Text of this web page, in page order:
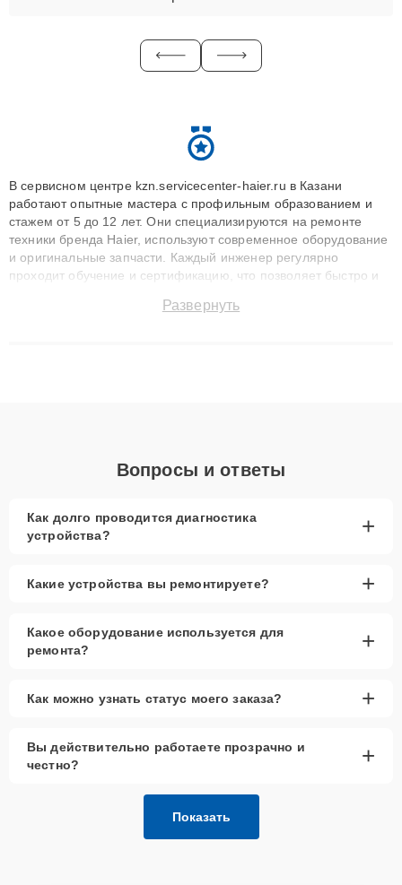
В сервисном центре kzn.servicecenter-haier.ru в Казани
работают опытные мастера с профильным образованием и
стажем от 5 до 12 лет. Они специализируются на ремонте
техники бренда Haier, используют современное оборудование
и оригинальные запчасти. Каждый инженер регулярно
проходит обучение и сертификацию, что позволяет быстро и
сохранением гарантии до 3 лет. Наши мастера решают
Развернуть
Вопросы и ответы
Как долго проводится диагностика
устройства?
+
Какие устройства вы ремонтируете? +
Какое оборудование используется для
ремонта?
+
Как можно узнать статус моего заказа? +
Вы действительно работаете прозрачно и
честно?
+
Показать